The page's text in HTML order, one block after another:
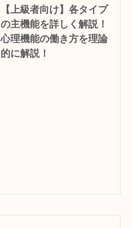
【上級者向け】各タイプ
の主機能を詳しく解説！
心理機能の働き方を理論
的に解説！